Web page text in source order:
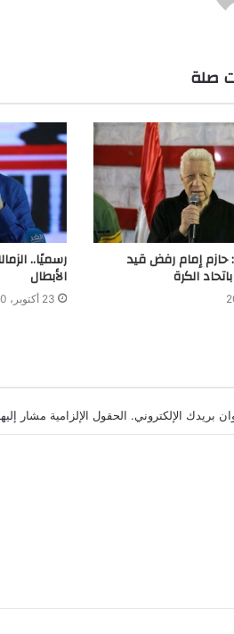
صلة
إمام رفض قيد
الكرة
رسميًا..
الأبطال
23 أكتوبر، 2020
بريدك الإلكتروني. الحقول الإلزامية مشار